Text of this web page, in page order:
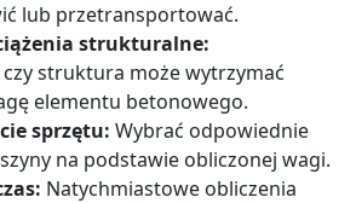
lub przetransportować.
strukturalne:
struktura może wytrzymać
elementu betonowego.
sprzętu: Wybrać odpowiednie
na podstawie obliczonej wagi.
Natychmiastowe obliczenia